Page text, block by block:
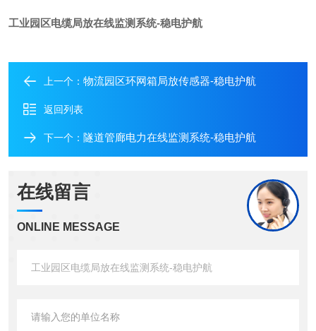
工业园区电缆局放在线监测系统-稳电护航
上一个： 物流园区环网箱局放传感器-稳电护航
返回列表
下一个： 隧道管廊电力在线监测系统-稳电护航
在线留言
ONLINE MESSAGE